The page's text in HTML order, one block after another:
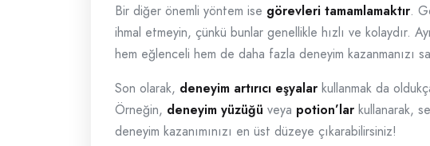
Bir diğer önemli yöntem ise görevleri tamamlamaktır.
ihmal etmeyin, çünkü bunlar genellikle hızlı ve kolaydır.
hem eğlenceli hem de daha fazla deneyim kazanmanızı
Son olarak, deneyim artırıcı eşyalar kullanmak da
Örneğin, deneyim yüzüğü veya potion’lar kullanarak,
deneyim kazanımınızı en üst düzeye çıkarabilirsiniz!